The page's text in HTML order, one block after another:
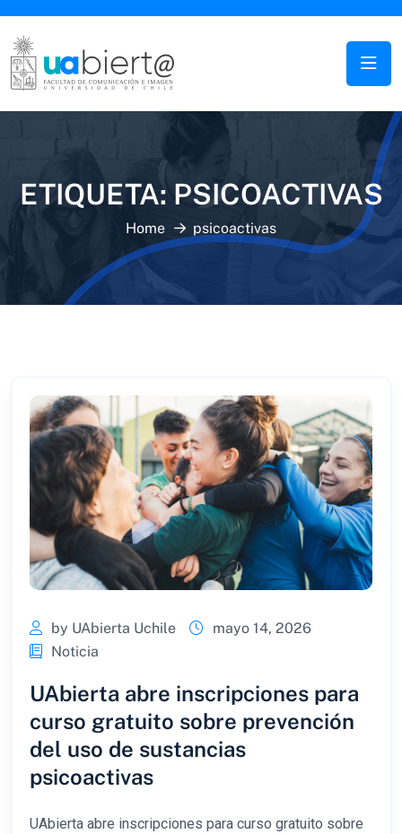
ETIQUETA:PSICOACTIVAS
Home psicoactivas
by UAbierta Uchile
mayo 14, 2026
Noticia
UAbierta abre inscripciones para
curso gratuito sobre prevención
del uso de sustancias
psicoactivas
UAbierta abre inscripciones para curso gratuito sobre